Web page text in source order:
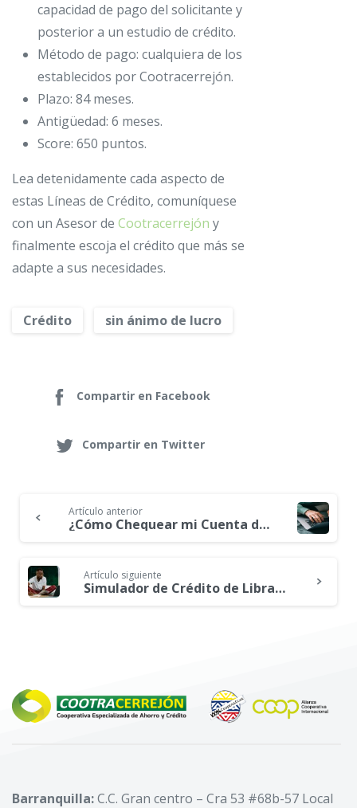
capacidad de pago del solicitante y
posterior a un estudio de crédito.
Método de pago: cualquiera de los
establecidos por Cootracerrejón.
Plazo: 84 meses.
Antigüedad: 6 meses.
Score: 650 puntos.
Lea detenidamente cada aspecto de
estas Líneas de Crédito, comuníquese
con un Asesor de Cootracerrejón y
finalmente escoja el crédito que más se
adapte a sus necesidades.
Crédito sin ánimo de lucro
Compartir en Facebook
Compartir en Twitter
Continue
Reading
Artículo anterior
¿Cómo Chequear mi Cuenta de la Cooperativa?
Artículo siguiente
Simulador de Crédito de Libranza
Barranquilla:C.C. Gran centro – Cra 53 #68b-57 Local